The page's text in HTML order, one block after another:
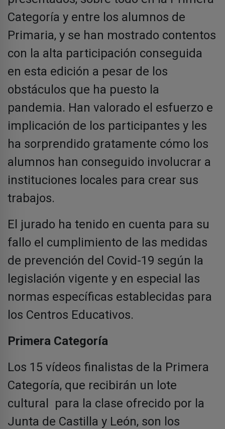
Categoría y entre los alumnos de
Primaria, y se han mostrado contentos
con la alta participación conseguida
en esta edición a pesar de los
obstáculos que ha puesto la
pandemia. Han valorado el esfuerzo e
implicación de los participantes y les
ha sorprendido gratamente cómo los
alumnos han conseguido involucrar a
instituciones locales para crear sus
trabajos.
El jurado ha tenido en cuenta para su
fallo el cumplimiento de las medidas
de prevención del Covid-19 según la
legislación vigente y en especial las
normas específicas establecidas para
los Centros Educativos.
Primera Categoría
Los 15 vídeos finalistas de la Primera
Categoría, que recibirán un lote
cultural para la clase ofrecido por la
Junta de Castilla y León, son los